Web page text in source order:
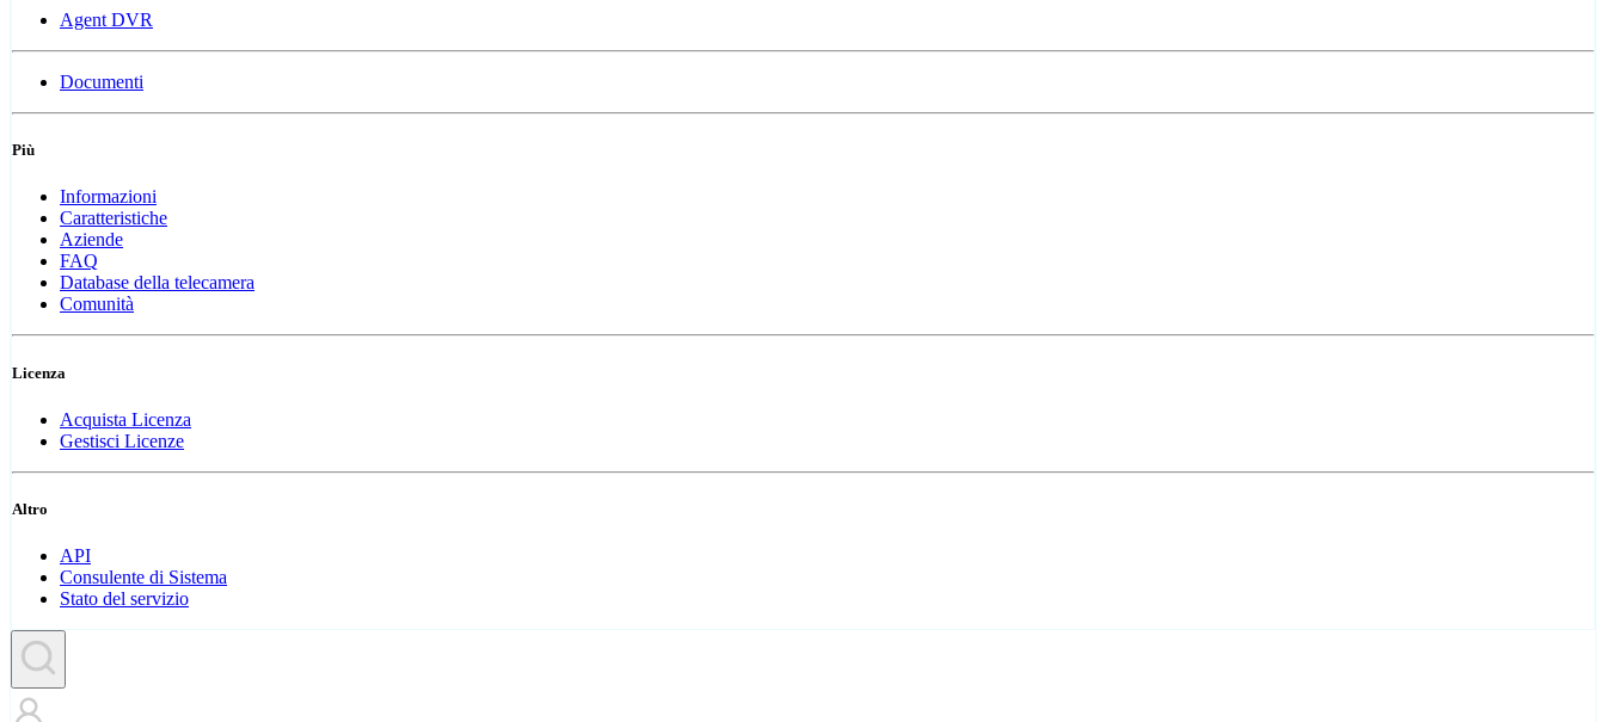
Agent DVR
Documenti
Più
Informazioni
Caratteristiche
Aziende
FAQ
Database della telecamera
Comunità
Licenza
Acquista Licenza
Gestisci Licenze
Altro
API
Consulente di Sistema
Stato del servizio